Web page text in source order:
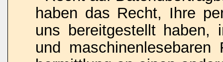
haben das Recht, Ihre
uns bereitgestellt haben,
und